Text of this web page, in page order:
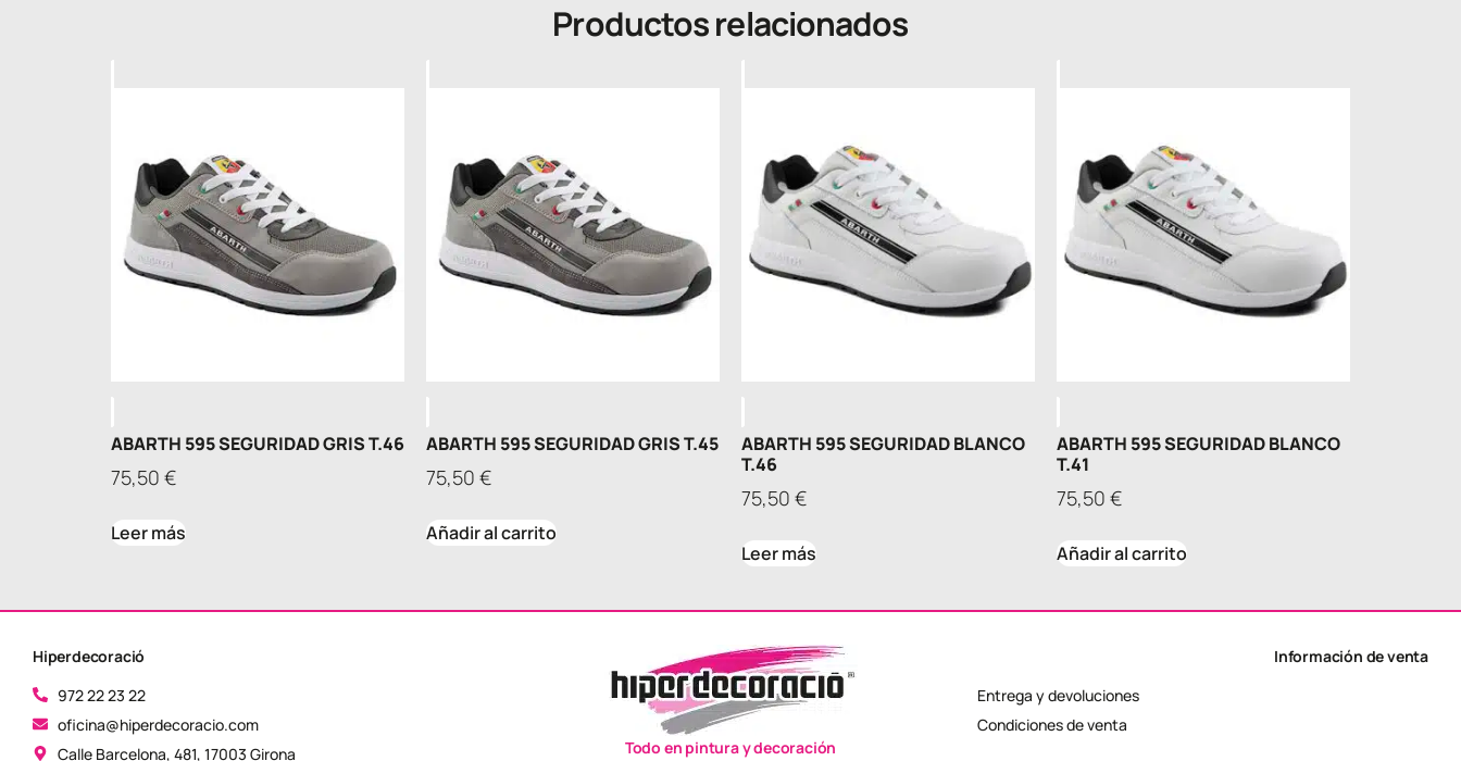
Productos relacionados
ABARTH 595 SEGURIDAD GRIS T.46
75,50 €
Leer más
ABARTH 595 SEGURIDAD GRIS T.45
75,50 €
Añadir al carrito
ABARTH 595 SEGURIDAD BLANCO
T.46
75,50 €
Leer más
ABARTH 595 SEGURIDAD BLANCO
T.41
75,50 €
Añadir al carrito
Hiperdecoració
972 22 23 22
oficina@hiperdecoracio.com
Calle Barcelona, ​​481, 17003 Girona
Todo en pintura y decoración
Información de venta
Entrega y devoluciones
Condiciones de venta